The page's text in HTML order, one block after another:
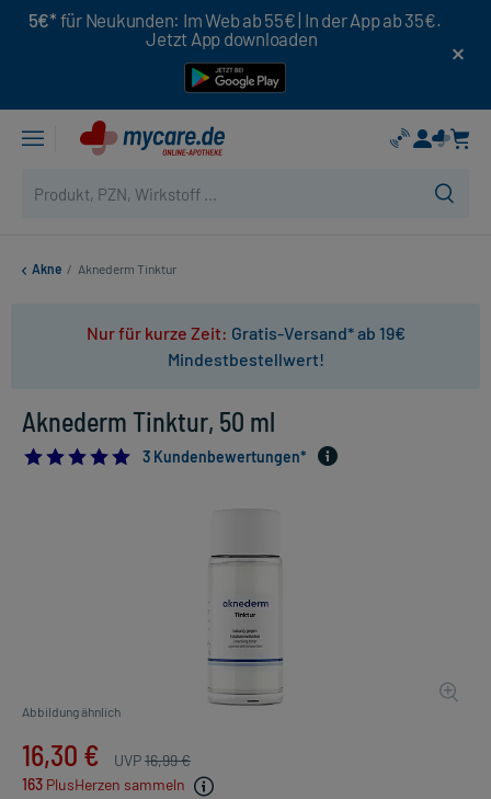
5€* für Neukunden: Im Web ab 55€ | In der App ab 35€.
Jetzt App downloaden
Akne / Aknederm Tinktur
Nur für kurze Zeit: Gratis-Versand* ab 19€
Mindestbestellwert!
Aknederm Tinktur, 50 ml
5.0
3 Kundenbewertungen*
Abbildung ähnlich
16,30 € UVP16,99 €
163 PlusHerzen sammeln